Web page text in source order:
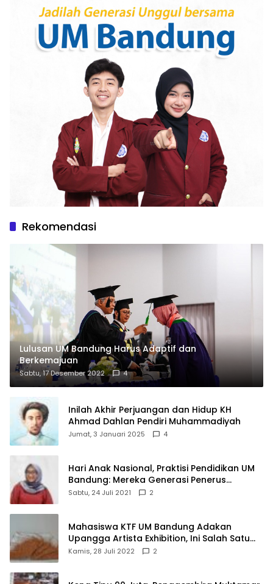
Rekomendasi
Lulusan UM Bandung Harus Adaptif dan
Berkemajuan
Sabtu, 17 Desember 2022 4
Inilah Akhir Perjuangan dan Hidup KH
Ahmad Dahlan Pendiri Muhammadiyah
Jumat, 3 Januari 2025 4
Hari Anak Nasional, Praktisi Pendidikan UM
Bandung: Mereka Generasi Penerus
Bangsa
Sabtu, 24 Juli 2021 2
Mahasiswa KTF UM Bandung Adakan
Upangga Artista Exhibition, Ini Salah Satu
Karyanya
Kamis, 28 Juli 2022 2